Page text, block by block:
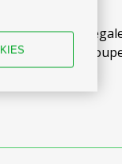
proposons
familles, les